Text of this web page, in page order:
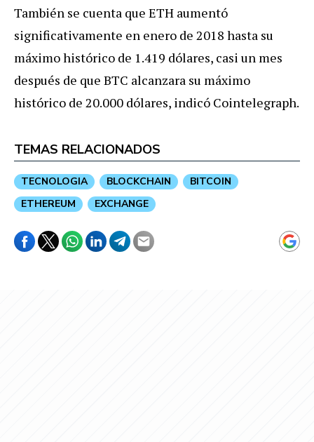
También se cuenta que ETH aumentó
significativamente en enero de 2018 hasta su
máximo histórico de 1.419 dólares, casi un mes
después de que BTC alcanzara su máximo
histórico de 20.000 dólares, indicó Cointelegraph.
TEMAS RELACIONADOS
TECNOLOGIA BLOCKCHAIN
BITCOIN
ETHEREUM
EXCHANGE